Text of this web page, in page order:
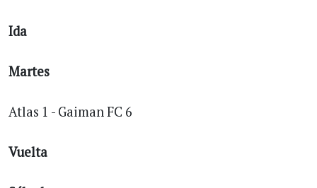
Ida
Martes
Atlas 1 - Gaiman FC 6
Vuelta